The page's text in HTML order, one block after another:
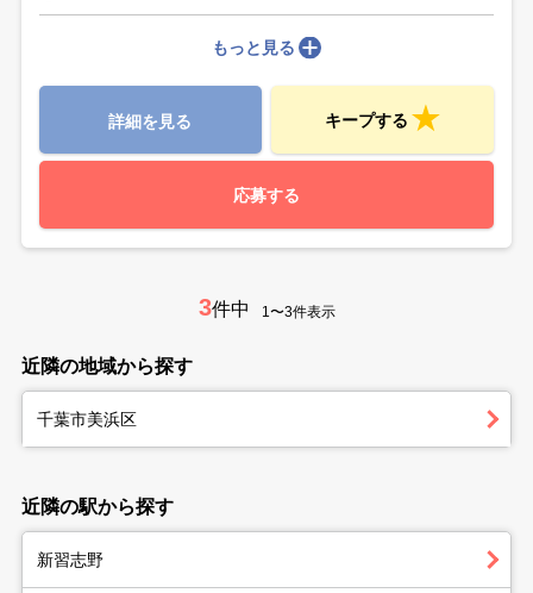
もっと見る
詳細を見る キープする
応募する
3件中 1〜3件表示
近隣の地域から探す
千葉市美浜区
近隣の駅から探す
新習志野